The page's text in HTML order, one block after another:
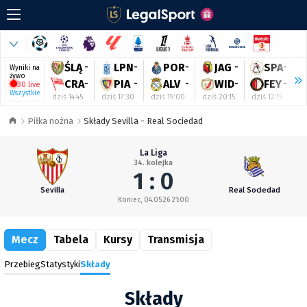
Wyniki na
żywo
30 live
Wszystkie
ŚLĄ -
CRA-
dziś 14:45
LPN-
PIA -
dziś 17:30
POR-
ALV -
dziś 19:00
JAG -
WID-
dziś 20:15
SPA-
FEY-
dziś 12:15
Piłka nożna Składy Sevilla - Real Sociedad
Sevilla
La Liga
34. kolejka
1 : 0
Koniec, 04.05.26 21:00
Real Sociedad
Mecz Tabela Kursy Transmisja
PrzebiegStatystykiSkłady
Składy